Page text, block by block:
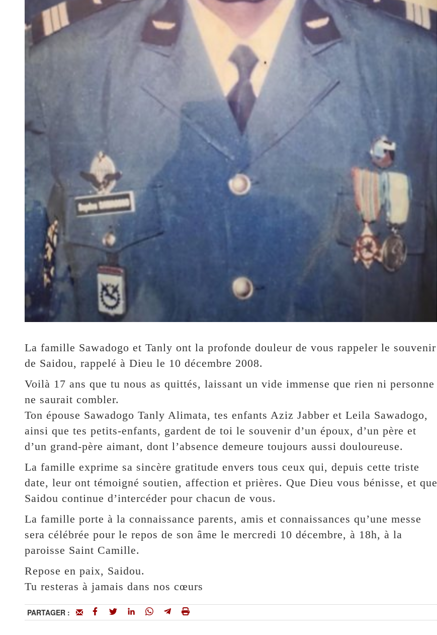
La famille Sawadogo et Tanly ont la profonde douleur de vous rappeler le souvenir
de Saidou, rappelé à Dieu le 10 décembre 2008.
Voilà 17 ans que tu nous as quittés, laissant un vide immense que rien ni personne
ne saurait combler.
Ton épouse Sawadogo Tanly Alimata, tes enfants Aziz Jabber et Leila Sawadogo,
ainsi que tes petits-enfants, gardent de toi le souvenir d’un époux, d’un père et
d’un grand-père aimant, dont l’absence demeure toujours aussi douloureuse.
La famille exprime sa sincère gratitude envers tous ceux qui, depuis cette triste
date, leur ont témoigné soutien, affection et prières. Que Dieu vous bénisse, et que
Saidou continue d’intercéder pour chacun de vous.
La famille porte à la connaissance parents, amis et connaissances qu’une messe
sera célébrée pour le repos de son âme le mercredi 10 décembre, à 18h, à la
paroisse Saint Camille.
Repose en paix, Saidou.
Tu resteras à jamais dans nos cœurs
PARTAGER :